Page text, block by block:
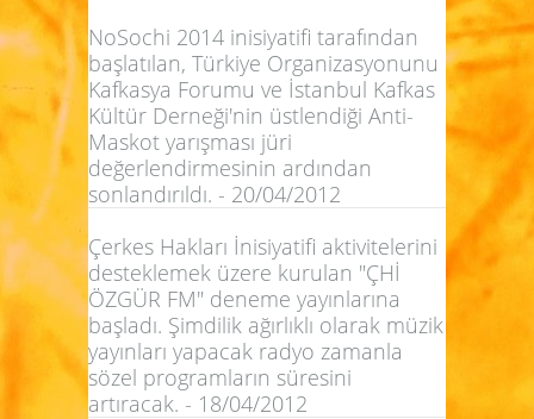
NoSochi 2014 inisiyatifi tarafından
başlatılan, Türkiye Organizasyonunu
Kafkasya Forumu ve İstanbul Kafkas
Kültür Derneği'nin üstlendiği Anti-
Maskot yarışması jüri
değerlendirmesinin ardından
sonlandırıldı. - 20/04/2012
Çerkes Hakları İnisiyatifi aktivitelerini
desteklemek üzere kurulan "ÇHİ
ÖZGÜR FM" deneme yayınlarına
başladı. Şimdilik ağırlıklı olarak müzik
yayınları yapacak radyo zamanla
sözel programların süresini
artıracak. - 18/04/2012